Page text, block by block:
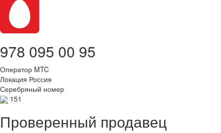
978 095 00 95
Оператор MTC
Локация Россия
Серебряный номер
151
Проверенный продавец